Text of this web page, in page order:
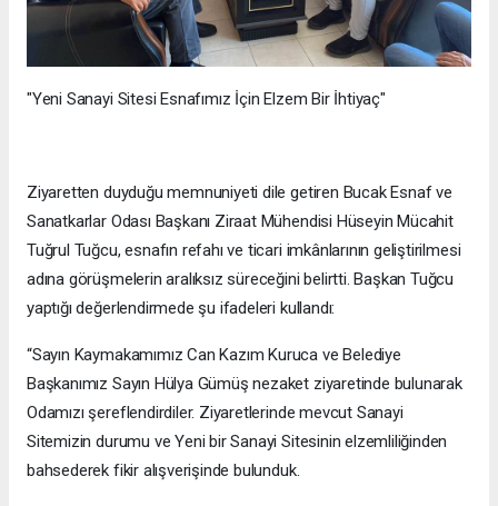
"Yeni Sanayi Sitesi Esnafımız İçin Elzem Bir İhtiyaç"
Ziyaretten duyduğu memnuniyeti dile getiren Bucak Esnaf ve
Sanatkarlar Odası Başkanı Ziraat Mühendisi Hüseyin Mücahit
Tuğrul Tuğcu, esnafın refahı ve ticari imkânlarının geliştirilmesi
adına görüşmelerin aralıksız süreceğini belirtti. Başkan Tuğcu
yaptığı değerlendirmede şu ifadeleri kullandı:
“Sayın Kaymakamımız Can Kazım Kuruca ve Belediye
Başkanımız Sayın Hülya Gümüş nezaket ziyaretinde bulunarak
Odamızı şereflendirdiler. Ziyaretlerinde mevcut Sanayi
Sitemizin durumu ve Yeni bir Sanayi Sitesinin elzemliliğinden
bahsederek fikir alışverişinde bulunduk.